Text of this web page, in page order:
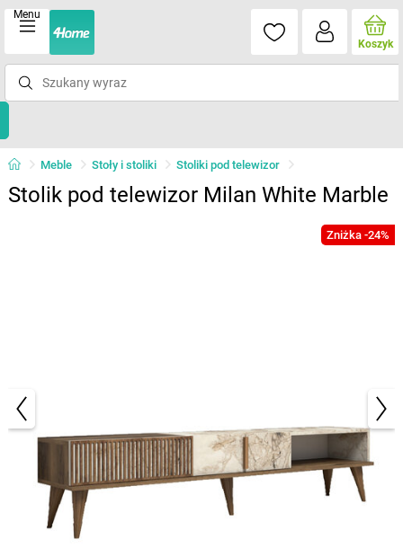
Menu
Koszyk
Meble Stoły i stoliki Stoliki pod telewizor
Stolik pod telewizor Milan White Marble
Zniżka -24%